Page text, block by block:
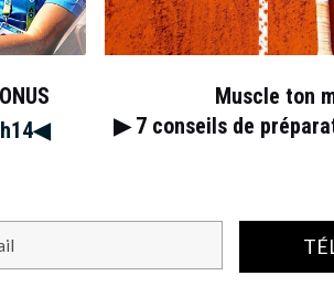
Muscle ton
▶︎ 7 conseils de